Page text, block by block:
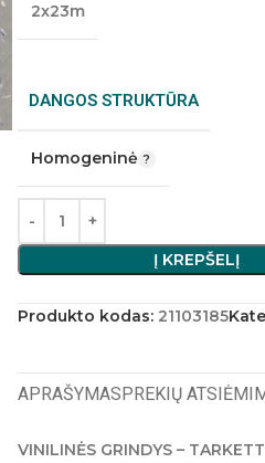
2x23m
DANGOS STRUKTŪRA
Homogeninė
Į KREPŠELĮ
Produkto kodas: 21103185
APRAŠYMASPREKIŲ
VINILINĖS GRINDYS – TARKETT